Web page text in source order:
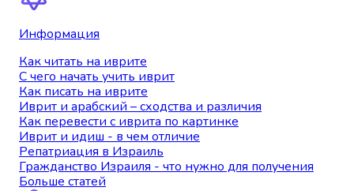
Информация
Как читать на иврите
С чего начать учить иврит
Как писать на иврите
Иврит и арабский – сходства и различия
Как перевести с иврита по картинке
Иврит и идиш - в чем отличие
Репатриация в Израиль
Гражданство Израиля - что нужно для получения
Больше статей